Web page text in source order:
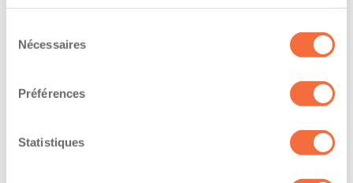
Nécessaires
Préférences
Statistiques
Diplômes et certifications
Le chauffeur professionnel possède un diplôme
Année d’obtention du DEP :
Formations / certifications - Transport de